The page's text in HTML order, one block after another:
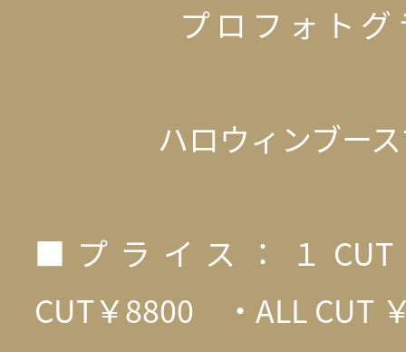
プロフォトグラ
ハロウィンブース
■プライス：１
CUT￥8800 ・ALL CUT